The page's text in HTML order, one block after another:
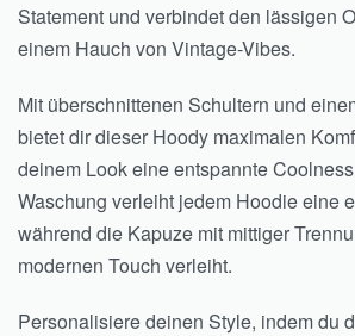
Statement und verbindet den lässigen
einem Hauch von Vintage-Vibes.
Mit überschnittenen Schultern und
bietet dir dieser Hoody maximalen
deinem Look eine entspannte
Waschung verleiht jedem Hoodie eine
während die Kapuze mit mittiger
modernen Touch verleiht.
Personalisiere deinen Style, indem du